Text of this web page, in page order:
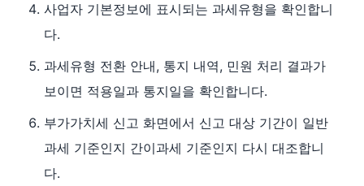
사업자 기본정보에 표시되는 과세유형을 확인합니
다.
과세유형 전환 안내, 통지 내역, 민원 처리 결과가
보이면 적용일과 통지일을 확인합니다.
부가가치세 신고 화면에서 신고 대상 기간이 일반
과세 기준인지 간이과세 기준인지 다시 대조합니
다.